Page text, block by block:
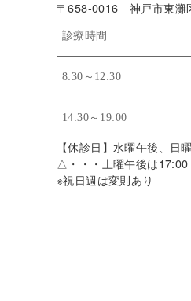
〒658-0016 神戸市東灘
診療時間
8:30～12:30
14:30～19:00
【休診日】水曜午後、日
△・・・土曜午後は17:00
※祝日週は変則あり